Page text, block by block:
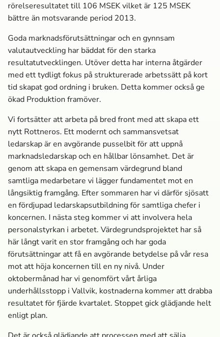
rörelseresultatet till 106 MSEK vilket är 125 MSEK
bättre än motsvarande period 2013.
Goda marknads­förutsättningar och en gynnsam
valutautveckling har bäddat för den starka
resultatutvecklingen. Utöver detta har interna åtgärder
med ett tydligt fokus på strukturerade arbetssätt på kort
tid skapat god ordning i bruken. Detta kommer också ge
ökad Produktion framöver.
Vi fortsätter att arbeta på bred front med att skapa ett
nytt Rottneros. Ett modernt och sammansvetsat
ledarskap är en avgörande pusselbit för att uppnå
marknads­ledarskap och en hållbar lönsamhet. Det är
genom att skapa en gemensam värdegrund bland
samtliga medarbetare vi lägger fundamentet mot en
långsiktig framgång. Efter sommaren har vi därför sjösatt
en fördjupad ledarskapsutbildning för samtliga chefer i
koncernen. I nästa steg kommer vi att involvera hela
personalstyrkan i arbetet. Värdegrundsprojektet har så
här långt varit en stor framgång och har goda
förutsättningar att få en avgörande betydelse på vår resa
mot att höja koncernen till en ny nivå. Under
oktobermånad har vi genomfört vårt årliga
underhållsstopp i Vallvik, kostnaderna kommer att drabba
resultatet för fjärde kvartalet. Stoppet gick glädjande helt
enligt plan.